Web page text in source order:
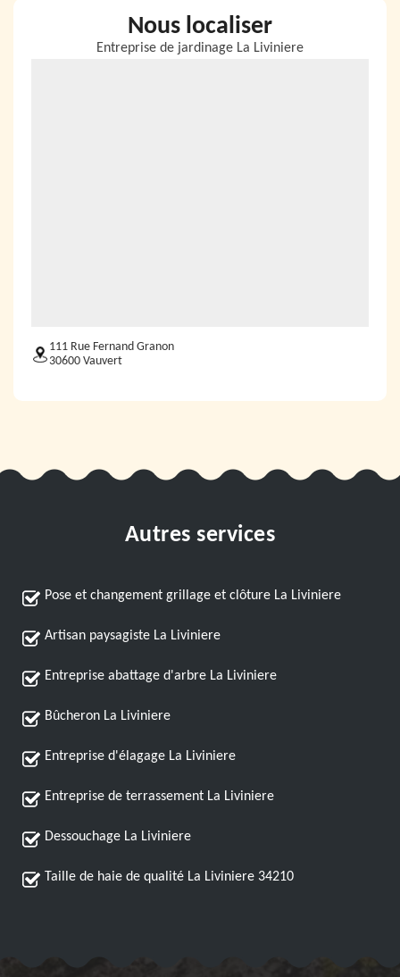
Nous localiser
Entreprise de jardinage La Liviniere
111 Rue Fernand Granon
30600 Vauvert
Autres services
Pose et changement grillage et clôture La Liviniere
Artisan paysagiste La Liviniere
Entreprise abattage d'arbre La Liviniere
Bûcheron La Liviniere
Entreprise d'élagage La Liviniere
Entreprise de terrassement La Liviniere
Dessouchage La Liviniere
Taille de haie de qualité La Liviniere 34210